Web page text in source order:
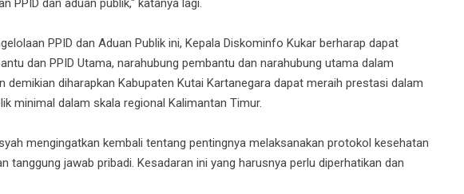
PPID dan Aduan Publik ini, Kepala Diskominfo Kukar berharap dapat
dan PPID Utama, narahubung pembantu dan narahubung utama dalam
demikian diharapkan Kabupaten Kutai Kartanegara dapat meraih prestasi dalam
minimal dalam skala regional Kalimantan Timur.
mengingatkan kembali tentang pentingnya melaksanakan protokol kesehatan
tanggung jawab pribadi. Kesadaran ini yang harusnya perlu diperhatikan dan